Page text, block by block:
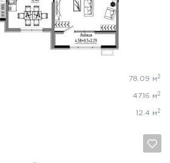
78.09 м 2
47.16 м 2
12.4 м 2
Да, удалить Отмена